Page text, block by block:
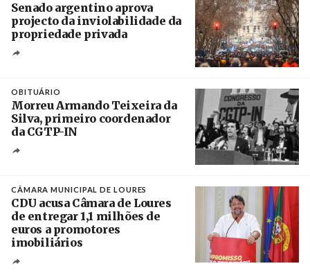
Senado argentino aprova
projecto da inviolabilidade da
propriedade privada
OBITUÁRIO
Morreu Armando Teixeira da
Silva, primeiro coordenador
da CGTP-IN
CÂMARA MUNICIPAL DE LOURES
CDU acusa Câmara de Loures
de entregar 1,1 milhões de
euros a promotores
imobiliários